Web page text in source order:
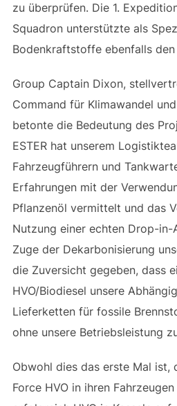
zu überprüfen. Die 1.
Squadron unterstützte als
Bodenkraftstoffe ebenfalls den
Group Captain Dixon,
Command für Klimawandel
betonte die Bedeutung des
ESTER hat unserem
Fahrzeugführern und
Erfahrungen mit der
Pflanzenöl vermittelt und das
Nutzung einer echten Drop-
Zuge der Dekarbonisierung
die Zuversicht gegeben, dass
HVO/Biodiesel unsere
Lieferketten für fossile
ohne unsere Betriebsleistung
Obwohl dies das erste Mal ist,
Force HVO in ihren